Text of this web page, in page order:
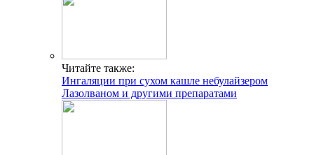
Читайте также:
Ингаляции при сухом кашле небулайзером
Лазолваном и другими препаратами